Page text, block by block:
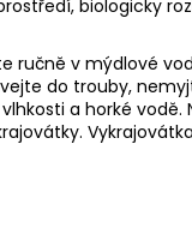
biologicky
ručně v mýdlové
do trouby,
a horké